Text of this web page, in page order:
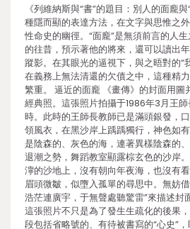
《列維納斯與“書”的題目：別人的面龐
種隱而顯的表達方法，在文字與思惟之
性命史的幽徑。“面龐”是無須前言的人
的往昔，預示著他的將來，還可以讀出
蹤影。在其眼光的逼視下，與之晤對的“
在義務上無法清還的欠債之中，這種精
繁重。 逼近的面龐 《畫傳》的封面用圖
經典照。這張照片拍攝于1986年3月王
時。此時的王師長教師已是滿頭銀發，
領風衣，在黑沙岸上踽踽獨行，神色如
是陰森的、灰色的海，連著異樣陰森的
退潮之勢，舞蹈教室顯露棕玄色的沙岸
濘的沙地上，沒有朝向年夜海，也沒有
眉頭微皺，似墮入孤單的尋思中。無妨
浩茫連廣宇，于無聲處聽驚雷”來描述封
這張照片不只是為了發生生疏化的後果
段包括省略號的、有待被書寫的“心史”